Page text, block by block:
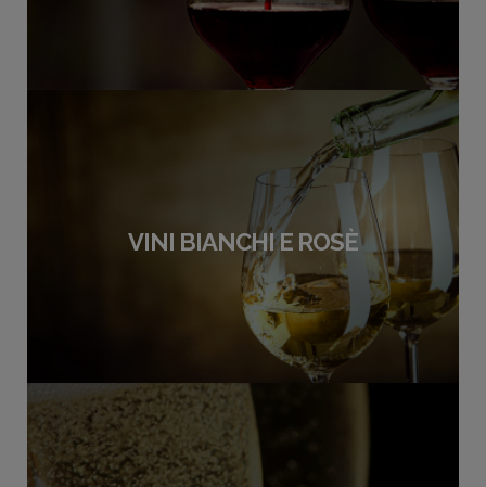
VINI BIANCHI E ROSÈ